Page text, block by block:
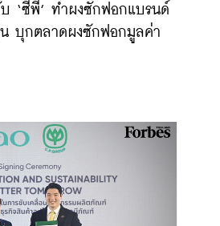
‘ซีพี’ ทำผงซักฟอกแบรนด์
บุกตลาดผงซักฟอกมูลค่า